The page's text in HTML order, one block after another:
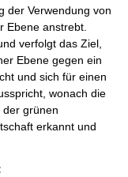
der Verwendung von
Ebene anstrebt.
verfolgt das Ziel,
Ebene gegen ein
und sich für einen
wonach die
der grünen
erkannt und